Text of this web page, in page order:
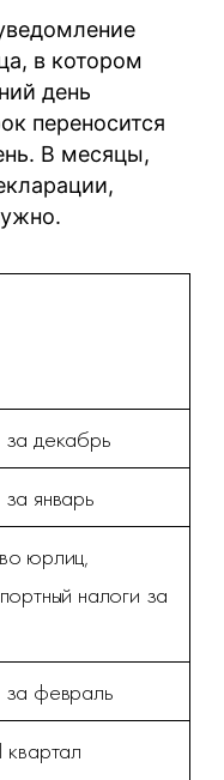
в котором
день
переносится
В месяцы,
декабрь
январь
юрлиц,
налоги за
февраль